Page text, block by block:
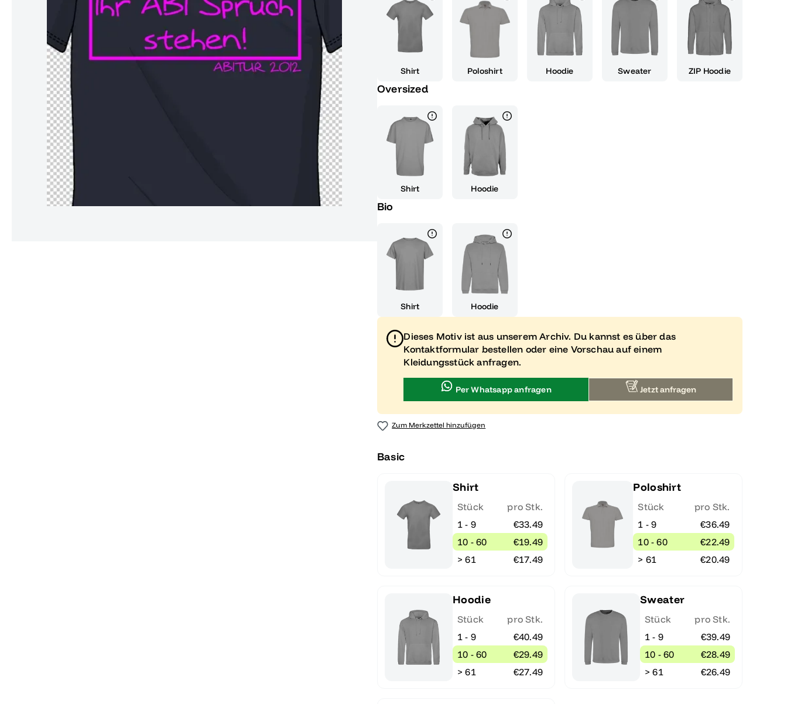
am unteren Rand der Schriftzug 'ABITUR 2012' befindet. Es ist die perfekte
Wahl für Abschlussfeiern, Gruppenfotos oder einfach als besonderes
Erinnerungsstück für dich und deine Freunde. Unser Design ist nicht nur
modern und ansprechend, sondern auch ein Ausdruck deiner Individualität
und Kreativität. Trage es mit Stolz bei allen Veranstaltungen rund um deinen
mit Stil. Egal ob als originelles Geschenk für deine Mitschüler oder als
persönliches Erinnerungsstück für dich selbst, dieses Abi-T-Shirt vereint
Komfort, Qualität und die Möglichkeit, einen Moment deiner Jugend
unvergesslich zu machen. Lass deinen Kreativität freien Lauf und gestalte dein
Abi-Shirt ganz nach deinem Geschmack, denn dein Abschluss, dein Spruch,
dein Style!
Shirt Poloshirt Hoodie Sweater ZIP Hoodie
Oversized
Shirt Hoodie
Bio
Shirt Hoodie
Dieses Motiv ist aus unserem Archiv. Du kannst es über das
Kontaktformular bestellen oder eine Vorschau auf einem
Kleidungsstück anfragen.
Per Whatsapp anfragen Jetzt anfragen
Zum Merkzettel hinzufügen
Basic
Shirt
Stück
pro Stk.
1 - 9
€33.49
10 - 60
€19.49
> 61
€17.49
Poloshirt
Stück
pro Stk.
1 - 9
€36.49
10 - 60
€22.49
> 61
€20.49
Hoodie
Stück
pro Stk.
1 - 9
€40.49
10 - 60
€29.49
> 61
€27.49
Sweater
Stück
pro Stk.
1 - 9
€39.49
10 - 60
€28.49
> 61
€26.49